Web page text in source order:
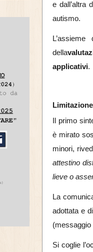
e dall’altra
autismo.
della
applicativi.
Il primo
è mirato
minori,
attestino
lieve o
La
adottata e
(messaggio
Si coglie